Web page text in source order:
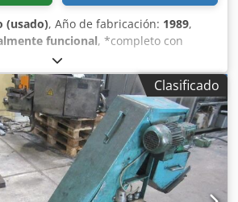
(usado), Año de fabricación: 1989,
funcional, *completo con
400* Volumen neto: 700 Ltr. Dsdpfx
de carga:máx. 500 kg.
Clasificado